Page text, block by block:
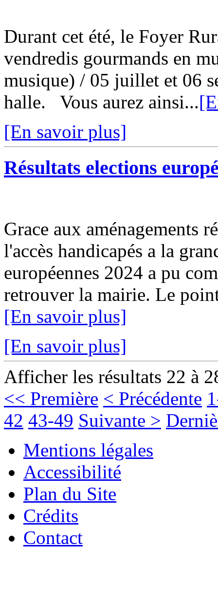
Durant cet été, le Foyer
vendredis gourmands en
musique) / 05 juillet et 06
halle. Vous aurez ainsi...
[En savoir plus]
Résultats elections
Grace aux aménagements
l'accès handicapés a la
européennes 2024 a pu
retrouver la mairie. Le
[En savoir plus]
[En savoir plus]
Afficher les résultats 22 à
<< Première < Précédente
42 43-49 Suivante >
Mentions légales
Accessibilité
Plan du Site
Crédits
Contact